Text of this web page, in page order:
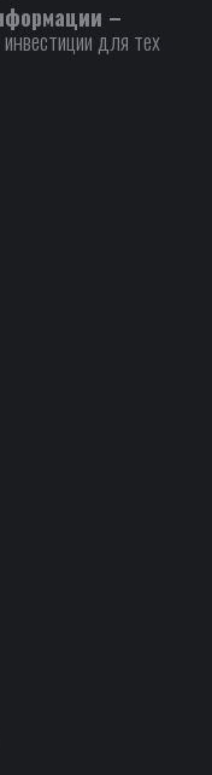
–
для тех